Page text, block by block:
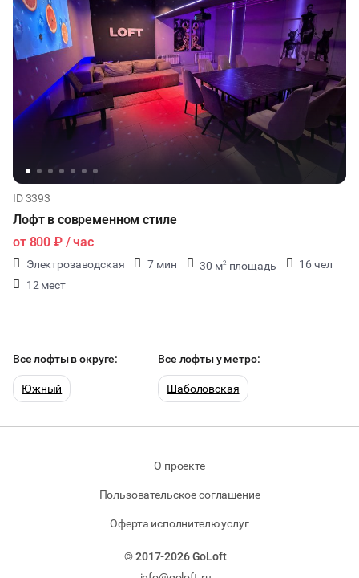
ID 3393
Лофт в современном стиле
от 800 ₽/ час
Электрозаводская 7 мин 30 м2 площадь
16 чел
12 мест
Все лофты в округе:
Южный
Все лофты у метро:
Шаболовская
О проекте
Пользовательское соглашение
Оферта исполнителю услуг
© 2017-2026 GoLoft